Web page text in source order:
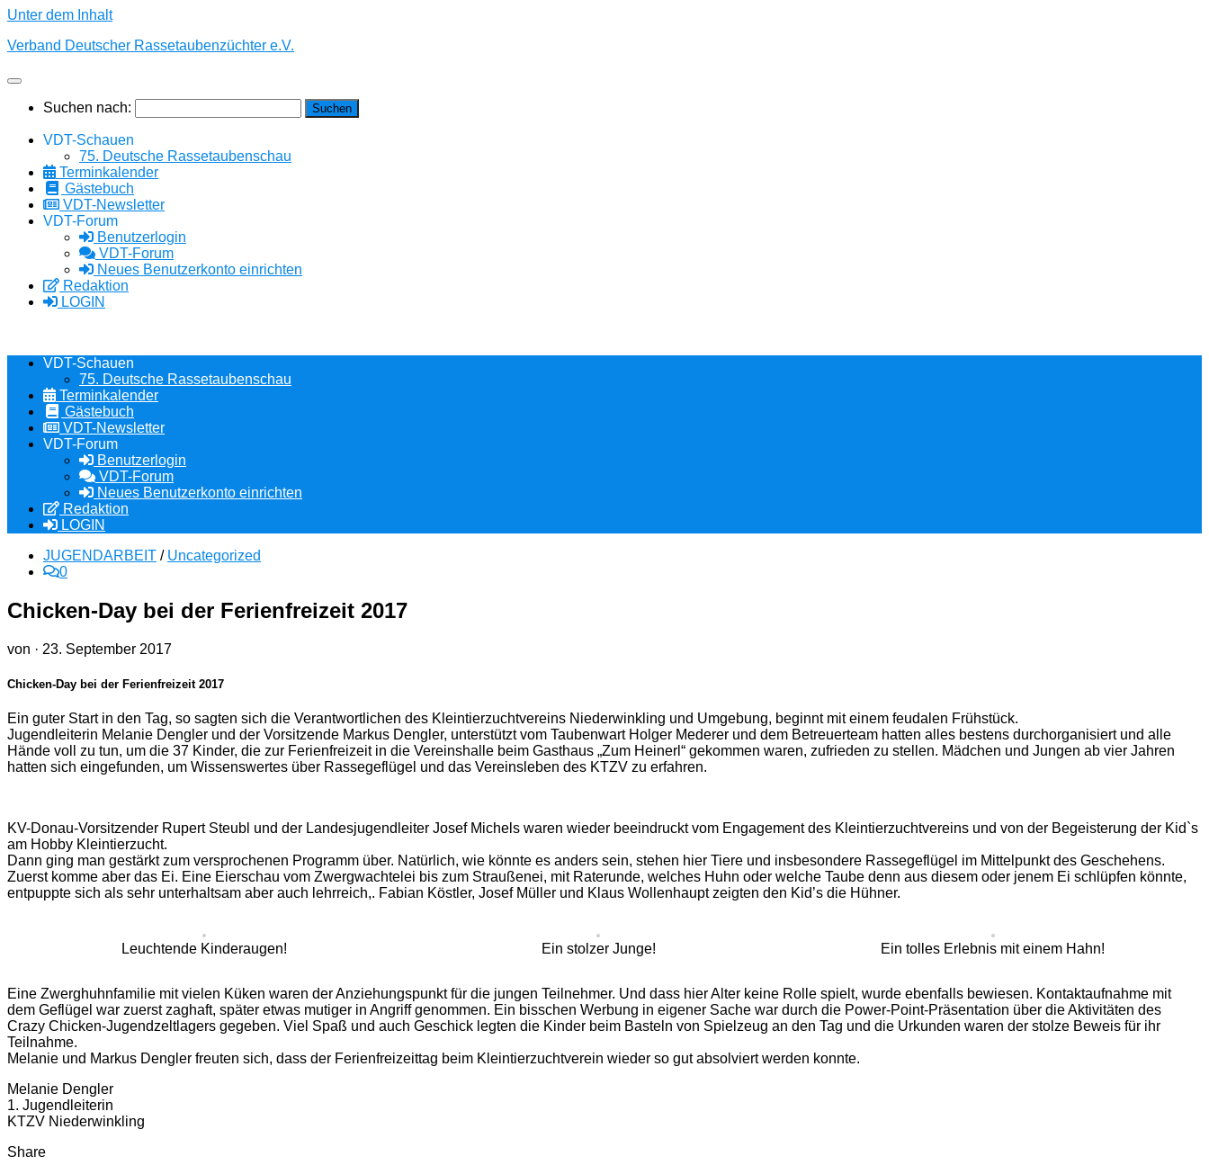
Unter dem Inhalt
Verband Deutscher Rassetaubenzüchter e.V.
Suchen nach:
VDT-Schauen
75. Deutsche Rassetaubenschau
Terminkalender
Gästebuch
VDT-Newsletter
VDT-Forum
Benutzerlogin
VDT-Forum
Neues Benutzerkonto einrichten
Redaktion
LOGIN
VDT-Schauen
75. Deutsche Rassetaubenschau
Terminkalender
Gästebuch
VDT-Newsletter
VDT-Forum
Benutzerlogin
VDT-Forum
Neues Benutzerkonto einrichten
Redaktion
LOGIN
JUGENDARBEIT / Uncategorized
0
Chicken-Day bei der Ferienfreizeit 2017
von · 23. September 2017
Chicken-Day bei der Ferienfreizeit 2017
Ein guter Start in den Tag, so sagten sich die Verantwortlichen des Kleintierzuchtvereins Niederwinkling und Umgebung, beginnt mit einem feudalen Frühstück.
Jugendleiterin Melanie Dengler und der Vorsitzende Markus Dengler, unterstützt vom Taubenwart Holger Mederer und dem Betreuerteam hatten alles bestens durchorganisiert und alle
Hände voll zu tun, um die 37 Kinder, die zur Ferienfreizeit in die Vereinshalle beim Gasthaus „Zum Heinerl“ gekommen waren, zufrieden zu stellen. Mädchen und Jungen ab vier Jahren
hatten sich eingefunden, um Wissenswertes über Rassegeflügel und das Vereinsleben des KTZV zu erfahren.
KV-Donau-Vorsitzender Rupert Steubl und der Landesjugendleiter Josef Michels waren wieder beeindruckt vom Engagement des Kleintierzuchtvereins und von der Begeisterung der Kid`s
am Hobby Kleintierzucht.
Dann ging man gestärkt zum versprochenen Programm über. Natürlich, wie könnte es anders sein, stehen hier Tiere und insbesondere Rassegeflügel im Mittelpunkt des Geschehens.
Zuerst komme aber das Ei. Eine Eierschau vom Zwergwachtelei bis zum Straußenei, mit Raterunde, welches Huhn oder welche Taube denn aus diesem oder jenem Ei schlüpfen könnte,
entpuppte sich als sehr unterhaltsam aber auch lehrreich,. Fabian Köstler, Josef Müller und Klaus Wollenhaupt zeigten den Kid’s die Hühner.
Leuchtende Kinderaugen! Ein stolzer Junge! Ein tolles Erlebnis mit einem Hahn!
Eine Zwerghuhnfamilie mit vielen Küken waren der Anziehungspunkt für die jungen Teilnehmer. Und dass hier Alter keine Rolle spielt, wurde ebenfalls bewiesen. Kontaktaufnahme mit
dem Geflügel war zuerst zaghaft, später etwas mutiger in Angriff genommen. Ein bisschen Werbung in eigener Sache war durch die Power-Point-Präsentation über die Aktivitäten des
Crazy Chicken-Jugendzeltlagers gegeben. Viel Spaß und auch Geschick legten die Kinder beim Basteln von Spielzeug an den Tag und die Urkunden waren der stolze Beweis für ihr
Teilnahme.
Melanie und Markus Dengler freuten sich, dass der Ferienfreizeittag beim Kleintierzuchtverein wieder so gut absolviert werden konnte.
Melanie Dengler
1. Jugendleiterin
KTZV Niederwinkling
Share